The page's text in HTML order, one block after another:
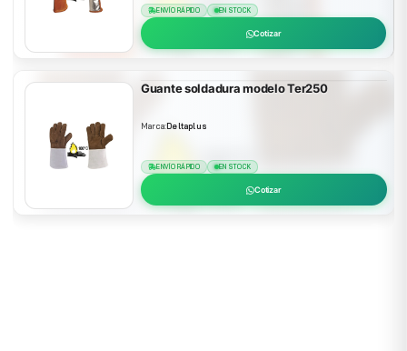
ENVÍO RÁPIDO EN STOCK
Cotizar
Guante soldadura modelo Ter250
Marca:Deltaplus
ENVÍO RÁPIDO EN STOCK
Cotizar